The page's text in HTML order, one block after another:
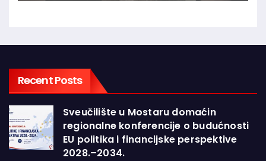
Recent Posts
Sveučilište u Mostaru domaćin
regionalne konferencije o budućnosti
EU politika i financijske perspektive
2028.–2034.